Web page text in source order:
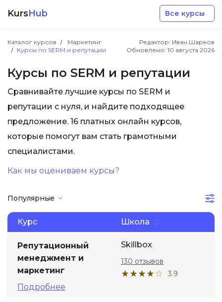
KursHub Все курсы
Каталог курсов
Маркетинг
Курсы по SERM и репутации
Редактор: Иван Шарков
Обновлено: 10 августа 2026
Курсы по SERM и репутации
Сравнивайте лучшие курсы по SERM и
репутации с нуля, и найдите подходящее
предложение. 16 платных онлайн курсов,
которые помогут вам стать грамотными
специалистами.
Как мы оцениваем курсы?
Популярные
Курс Школа
Репутационный
менеджмент и
маркетинг
Подробнее
Skillbox
3.9
130 отзывов
Разработка
Маркетинг
Менеджмент
Иностранные языки
Soft Skills